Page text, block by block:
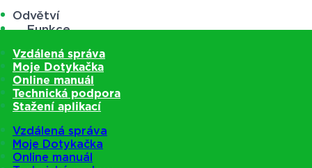
Odvětví
Funkce
Ceník
Kariéra
Schůzka
EET 2.0
Vzdálená správa
Moje Dotykačka
Online manuál
Technická podpora
Stažení aplikací
Vzdálená správa
Moje Dotykačka
Online manuál